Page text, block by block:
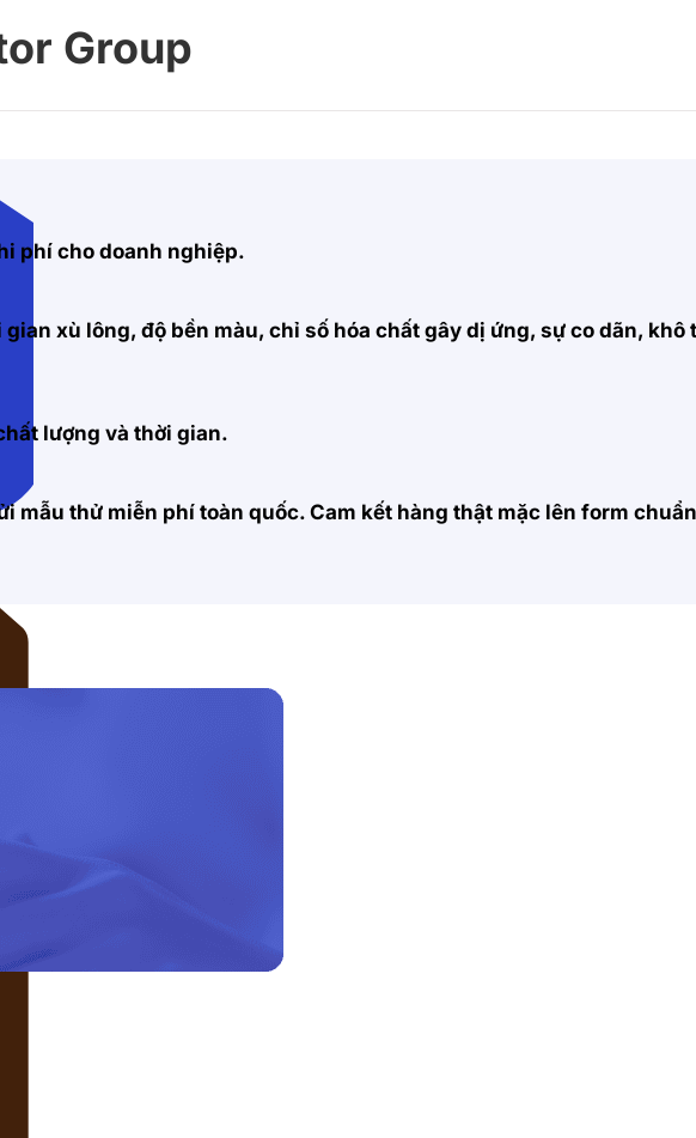
Group
phí cho doanh nghiệp.
xù lông, độ bền màu, chỉ số hóa chất gây dị ứng, sự co dãn, khô
lượng và thời gian.
mẫu thử miễn phí toàn quốc. Cam kết hàng thật mặc lên form